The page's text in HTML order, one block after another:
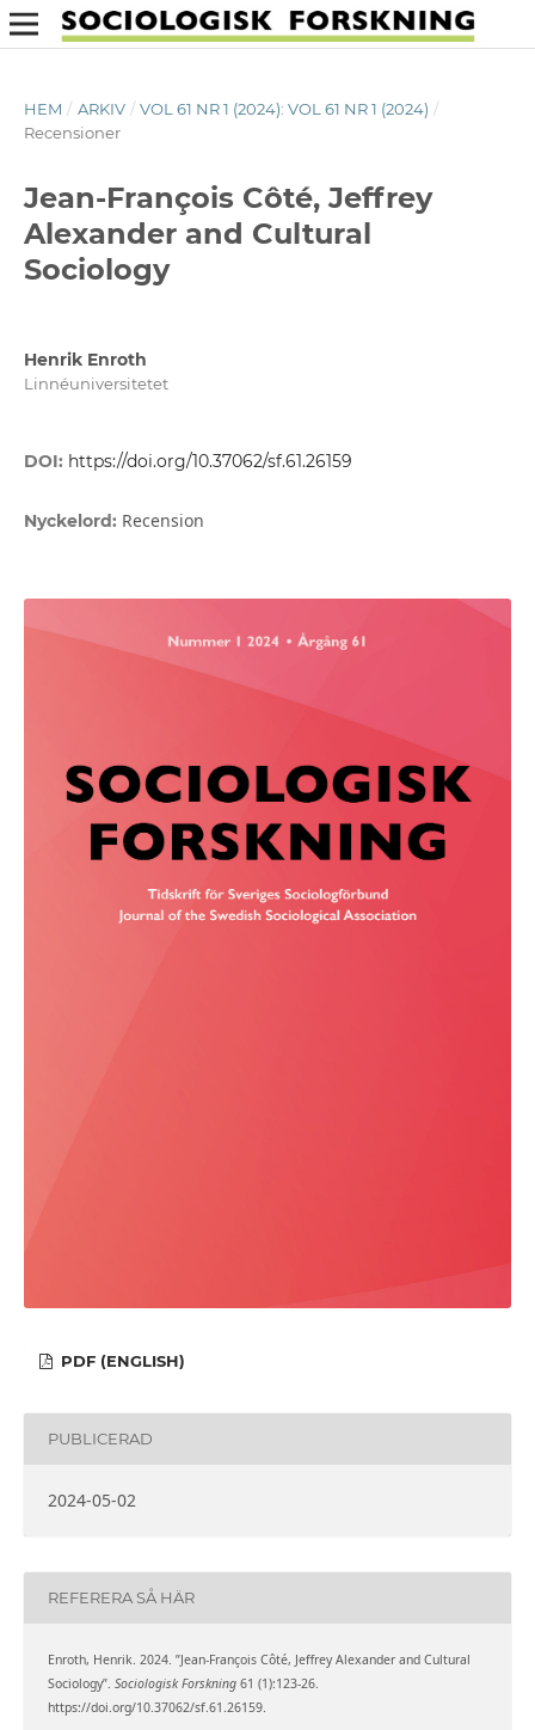
HEM / ARKIV / VOL 61 NR 1 (2024): VOL 61 NR 1 (2024) /
Recensioner
Jean-François Côté, Jeffrey
Alexander and Cultural
Sociology
Henrik Enroth
Linnéuniversitetet
DOI: https://doi.org/10.37062/sf.61.26159
Nyckelord: Recension
PDF (ENGLISH)
PUBLICERAD
2024-05-02
REFERERA SÅ HÄR
Enroth, Henrik. 2024. ”Jean-François Côté, Jeffrey Alexander and Cultural
Sociology”. Sociologisk Forskning61 (1):123-26.
https://doi.org/10.37062/sf.61.26159.